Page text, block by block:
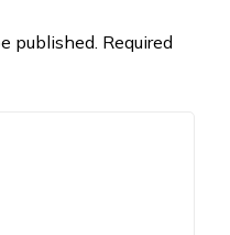
published. Required